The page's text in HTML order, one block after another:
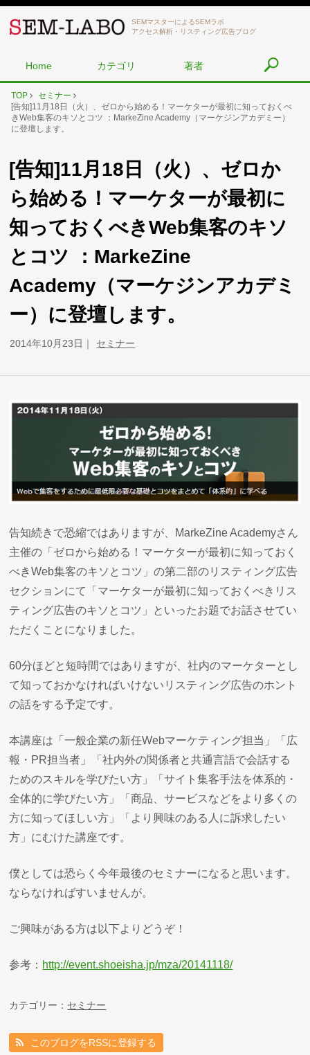
SEMマスターによるSEMラボ
アクセス解析・リスティング広告ブログ
Home カテゴリ 著者
TOP
セミナー
[告知]11月18日（火）、ゼロから始める！マーケターが最初に知っておくべ
きWeb集客のキソとコツ ：MarkeZine Academy（マーケジンアカデミー）
に登壇します。
[告知]11月18日（火）、ゼロか
ら始める！マーケターが最初に
知っておくべきWeb集客のキソ
とコツ ：MarkeZine
Academy（マーケジンアカデミ
ー）に登壇します。
2014年10月23日 セミナー
告知続きで恐縮ではありますが、MarkeZine Academyさん
主催の「ゼロから始める！マーケターが最初に知っておく
べきWeb集客のキソとコツ」の第二部のリスティング広告
セクションにて「マーケターが最初に知っておくべきリス
ティング広告のキソとコツ」といったお題でお話させてい
ただくことになりました。
60分ほどと短時間ではありますが、社内のマーケターとし
て知っておかなければいけないリスティング広告のホント
の話をする予定です。
本講座は「一般企業の新任Webマーケティング担当」「広
報・PR担当者」「社内外の関係者と共通言語で会話する
ためのスキルを学びたい方」「サイト集客手法を体系的・
全体的に学びたい方」「商品、サービスなどをより多くの
方に知ってほしい方」「より興味のある人に訴求したい
方」にむけた講座です。
僕としては恐らく今年最後のセミナーになると思います。
ならなければすいませんが。
ご興味がある方は以下よりどうぞ！
参考： http://event.shoeisha.jp/mza/20141118/
カテゴリー： セミナー
このブログをRSSに登録する